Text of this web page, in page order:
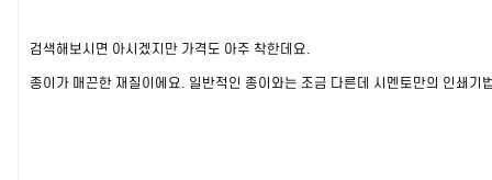
검색해보시면 아시겠지만 가격도 아주 착한데요.
종이가 매끈한 재질이에요. 일반적인 종이와는 조금 다른데 시멘토만의 인쇄기